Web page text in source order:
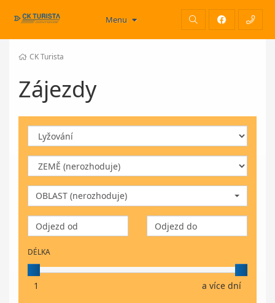
Menu
CK Turista
Zájezdy
OBLAST (nerozhoduje)
DÉLKA
1 a více dní